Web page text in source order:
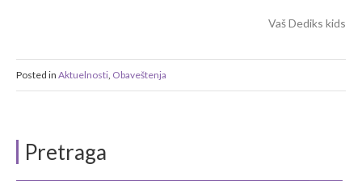
Pretraga
Vaš Dediks kids
Posted in Aktuelnosti Obaveštenja